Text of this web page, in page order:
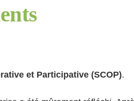
et Participative (SCOP).